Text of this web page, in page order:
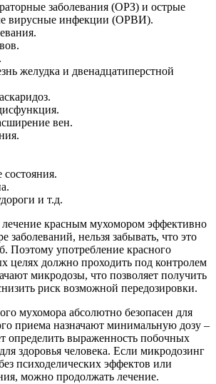
заболевания (ОРЗ) и острые
вирусные инфекции (ОРВИ).
желудка и двенадцатиперстной
вен.
и т.д.
лечение красным мухомором эффективно
заболеваний, нельзя забывать, что это
Поэтому употребление красного
целях должно проходить под контролем
микродозы, что позволяет получить
риск возможной передозировки.
мухомора абсолютно безопасен для
приема назначают минимальную дозу –
определить выраженность побочных
здоровья человека. Если микродозинг
психоделических эффектов или
можно продолжать лечение.